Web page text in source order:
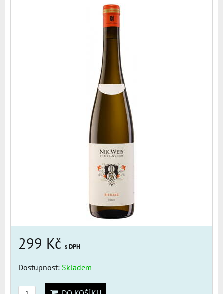
299 Kč s DPH
Dostupnost: Skladem